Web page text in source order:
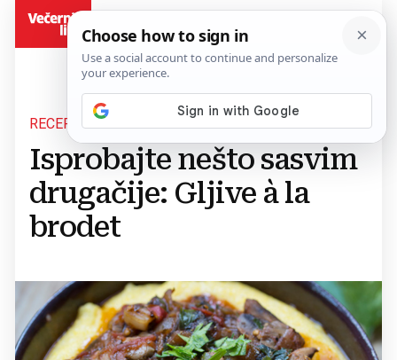
RECEPT DANA
Isprobajte nešto sasvim
drugačije: Gljive à la
brodet